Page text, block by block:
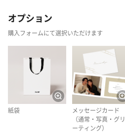
オプション
購入フォームにて選択いただけます
紙袋
メッセージカード
（通常・写真・グリ
ーティング）